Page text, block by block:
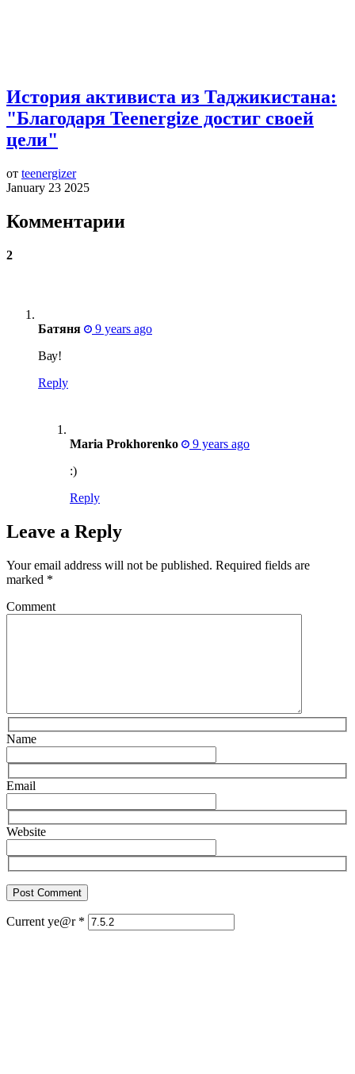
История активиста из Таджикистана:
"Благодаря Teenergize достиг своей
цели"
от teenergizer
January 23 2025
Комментарии
2
Батяня
9 years ago
Вау!
Reply
Maria Prokhorenko
9 years ago
:)
Reply
Leave a Reply
Your email address will not be published. Required fields are
marked *
Comment
Name
Email
Website
Current ye@r *